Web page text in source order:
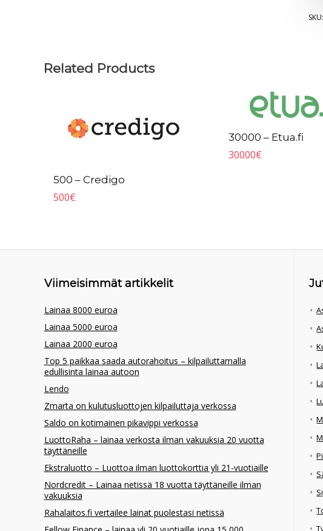
SKU:
Related Products
500 – Credigo
500€
30000 – Etua.fi
30000€
Viimeisimmät artikkelit
Lainaa 8000 euroa
Lainaa 5000 euroa
Lainaa 2000 euroa
Top 5 paikkaa saada autorahoitus – kilpailuttamalla
edullisinta lainaa autoon
Lendo
Zmarta on kulutusluottojen kilpailuttaja verkossa
Saldo on kotimainen pikavippi verkossa
LuottoRaha – lainaa verkosta ilman vakuuksia 20 vuotta
täyttäneille
Ekstraluotto – Luottoa ilman luottokorttia yli 21-vuotiaille
Nordcredit – Lainaa netissä 18 vuotta täyttäneille ilman
vakuuksia
Rahalaitos.fi vertailee lainat puolestasi netissä